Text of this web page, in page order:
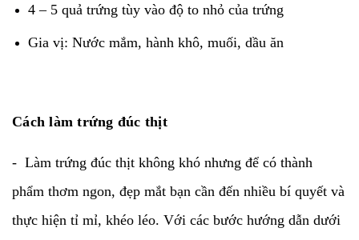
4 – 5 quả trứng tùy vào độ to nhỏ của trứng
Gia vị: Nước mắm, hành khô, muối, dầu ăn
Cách làm trứng đúc thịt
- Làm trứng đúc thịt không khó nhưng để có thành
phẩm thơm ngon, đẹp mắt bạn cần đến nhiều bí quyết và
thực hiện tỉ mỉ, khéo léo. Với các bước hướng dẫn dưới